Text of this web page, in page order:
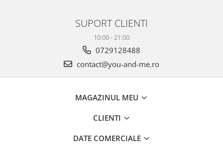
SUPORT CLIENTI
10:00 - 21:00
0729128488
contact@you-and-me.ro
MAGAZINUL MEU
CLIENTI
DATE COMERCIALE